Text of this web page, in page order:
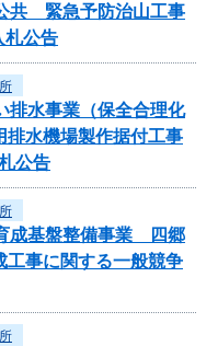
共 緊急予防治山工事
札公告
排水事業（保全合理化
水機場製作据付工事
公告
成基盤整備事業 四郷
事に関する一般競争